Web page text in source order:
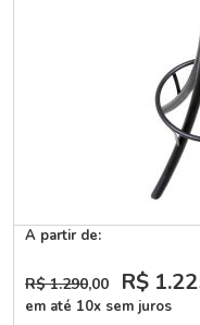
A partir de:
R$ 1.290,00 R$
em até 10x sem juros